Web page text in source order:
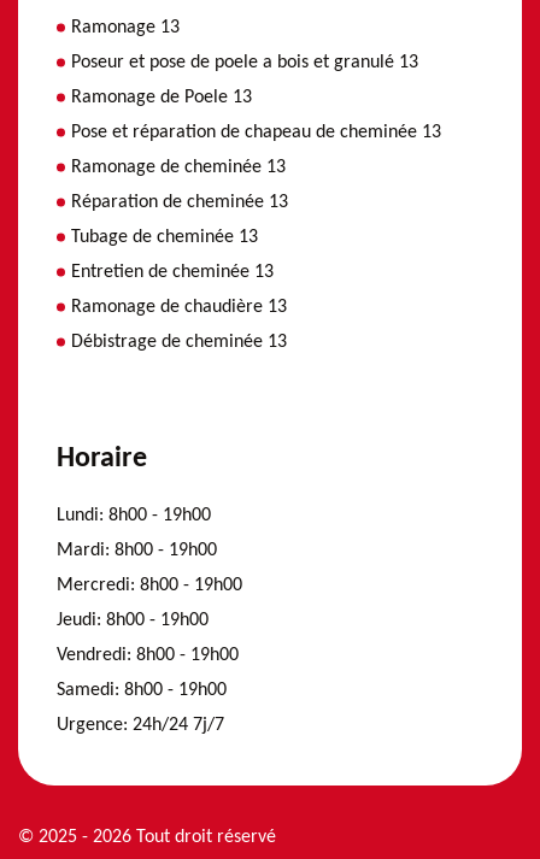
Ramonage 13
Poseur et pose de poele a bois et granulé 13
Ramonage de Poele 13
Pose et réparation de chapeau de cheminée 13
Ramonage de cheminée 13
Réparation de cheminée 13
Tubage de cheminée 13
Entretien de cheminée 13
Ramonage de chaudière 13
Débistrage de cheminée 13
Horaire
Lundi: 8h00 - 19h00
Mardi: 8h00 - 19h00
Mercredi: 8h00 - 19h00
Jeudi: 8h00 - 19h00
Vendredi: 8h00 - 19h00
Samedi: 8h00 - 19h00
Urgence: 24h/24 7j/7
© 2025 - 2026 Tout droit réservé